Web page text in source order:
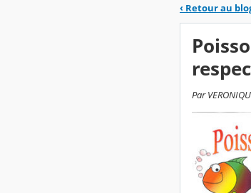
‹ Retour au
Par